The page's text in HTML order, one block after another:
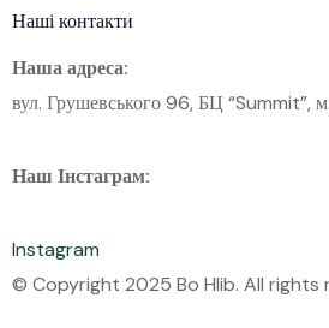
Наші контакти
Наша адреса:
вул. Грушевського 96, БЦ “Summit”,
Наш Інстаграм:
Instagram
© Copyright 2025 Bo Hlib. All rights